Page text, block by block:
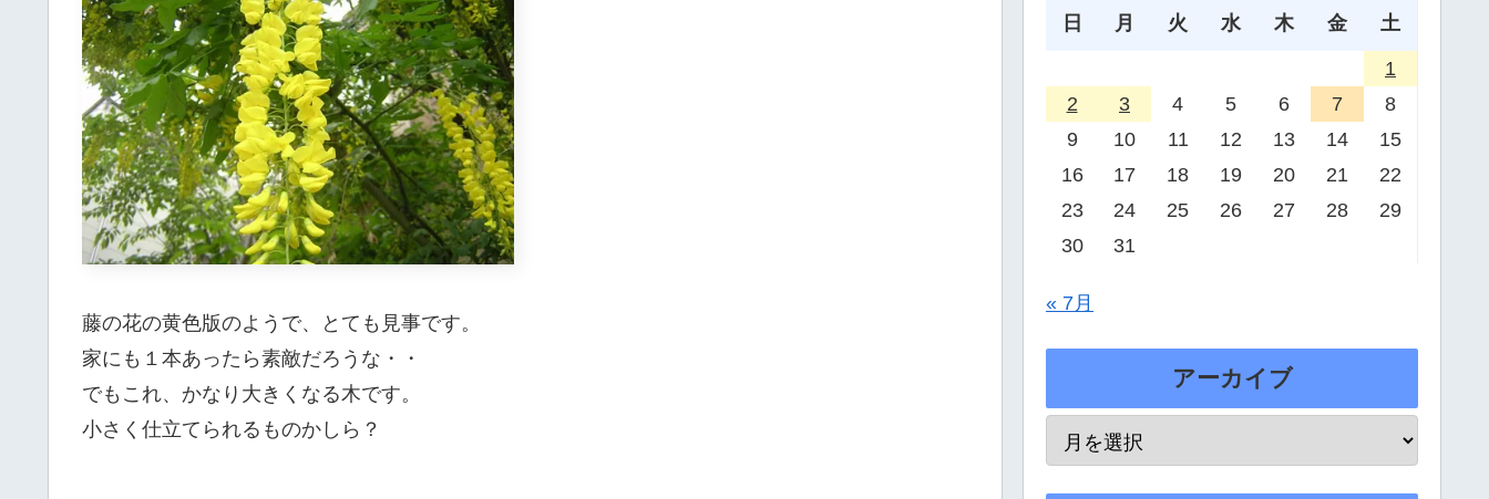
藤の花の黄色版のようで、とても見事です。
家にも１本あったら素敵だろうな・・
でもこれ、かなり大きくなる木です。
小さく仕立てられるものかしら？
日 月 火 水 木 金 土
1
2
3 4 5 6 7
8
9
10 11 12 13 14
15
16
17 18 19 20 21
22
23
24 25 26 27 28
29
30
31
« 7月
アーカイブ